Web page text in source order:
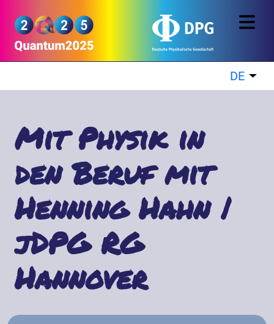
Quantum2025
DE
Mit Physik in
den Beruf mit
Henning Hahn |
jDPG RG
Hannover